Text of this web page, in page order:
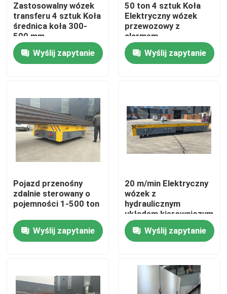
Dom
Produkty
O nas
Wycieczka po fabryce
Skontaktuj się z nami
Poprosić o wycenę
Elektryczny wózek transferowy
Zastosowalny wózek
transferu 4 sztuk Koła
średnica koła 300-
500 mm
Wyślij zapytanie
50 ton 4 sztuk Koła
Elektryczny wózek
przewozowy z
alarmem
ostrzegawczym i
końcowym
zatrzymaniem
Wyślij zapytanie
Pojazd przenośny
zdalnie sterowany o
pojemności 1-500 ton
Wyślij zapytanie
20 m/min Elektryczny
wózek z
hydraulicznym
układem kierowniczym
Wyślij zapytanie